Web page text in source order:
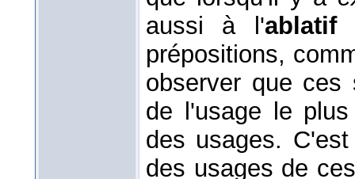
aussi à l'ablatif
prépositions,
observer que ces
de l'usage le
des usages.
des usages de